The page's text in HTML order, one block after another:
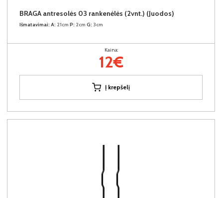
BRAGA antresolės 03 rankenėlės (2vnt.) (Juodos)
Išmatavimai: A: 21cm P: 2cm G: 3cm
Kaina:
12€
Į krepšelį